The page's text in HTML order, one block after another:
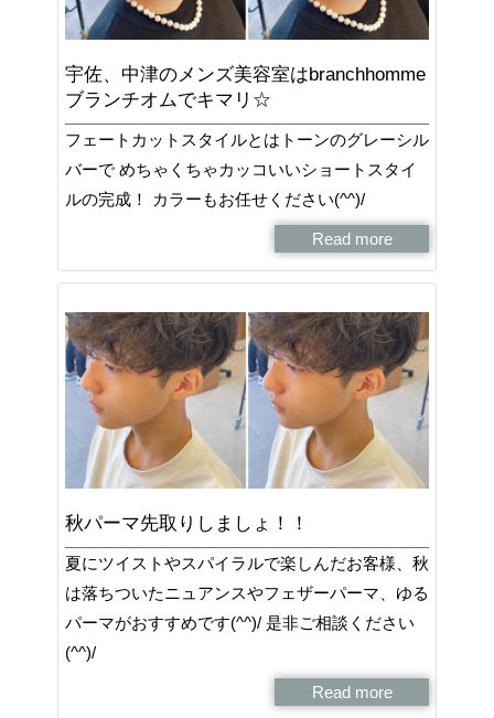
宇佐、中津のメンズ美容室はbranchhomme
ブランチオムでキマリ☆
フェートカットスタイルとはトーンのグレーシル
バーで めちゃくちゃカッコいいショートスタイ
ルの完成！ カラーもお任せください(^^)/
Read more
秋パーマ先取りしましょ！！
夏にツイストやスパイラルで楽しんだお客様、秋
は落ちついたニュアンスやフェザーパーマ、ゆる
パーマがおすすめです(^^)/ 是非ご相談ください
(^^)/
Read more